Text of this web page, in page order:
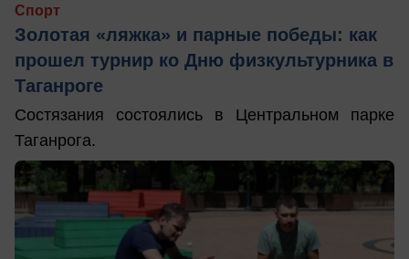
Спорт
Золотая «ляжка» и парные победы: как
прошел турнир ко Дню физкультурника в
Таганроге
Состязания состоялись в Центральном парке
Таганрога.